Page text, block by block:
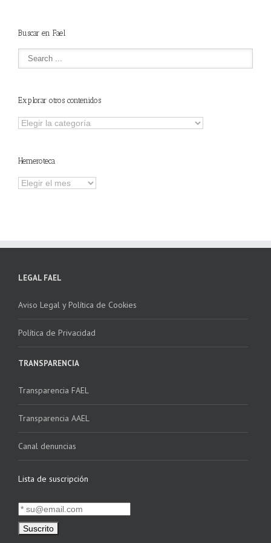
Buscar en Fael
Explorar otros contenidos
Explorar
Hemeroteca
Hemeroteca
LEGAL FAEL
Aviso Legal y Política de Cookies
Política de Privacidad
TRANSPARENCIA
Transparencia FAEL
Transparencia AAEL
Canal denuncias
Lista de suscripción